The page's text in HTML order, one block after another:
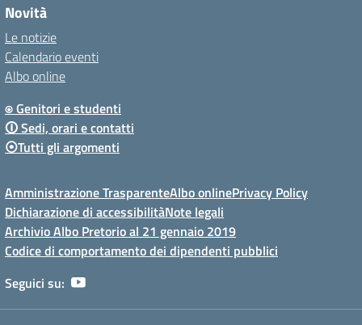
Novità
Le notizie
Calendario eventi
Albo online
⍟ Genitori e studenti
🛈 Sedi, orari e contatti
⦿Tutti gli argomenti
Amministrazione TrasparenteAlbo onlinePrivacy Policy
Dichiarazione di accessibilitàNote legali
Archivio Albo Pretorio al 21 gennaio 2019
Codice di comportamento dei dipendenti pubblici
Seguici su: